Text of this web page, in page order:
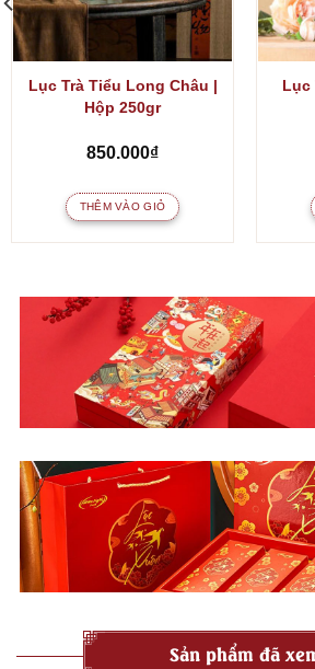
Lục Trà Tiểu Long Châu |
Hộp 250gr
850.000₫
THÊM VÀO GIỎ
Lục
Sản phẩm đã